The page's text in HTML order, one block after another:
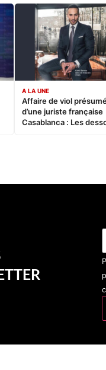
A LA UNE
Affaire de viol
d’une juriste française
Casablanca : Les